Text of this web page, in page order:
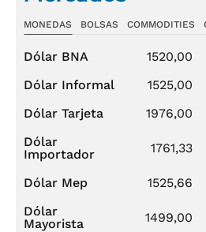
MONEDAS BOLSAS COMMODITIES
Dólar BNA 1520,00
Dólar Informal
1525,00
Dólar Tarjeta
1976,00
Dólar
Importador
1761,33
Dólar Mep 1525,66
Dólar
Mayorista
1499,00